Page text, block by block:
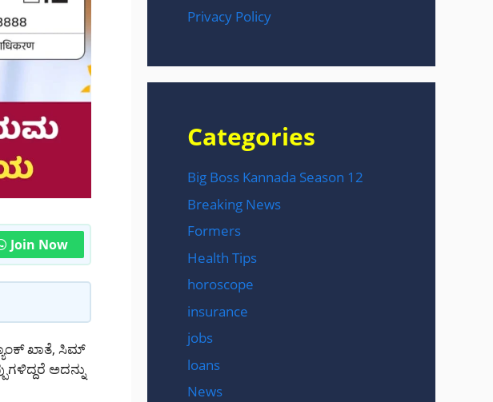
Join Now
ಖಾತೆ, ಸಿಮ್
ಅದನ್ನು
Privacy Policy
Categories
Big Boss Kannada Season 12
Breaking News
Formers
Health Tips
horoscope
insurance
jobs
loans
News